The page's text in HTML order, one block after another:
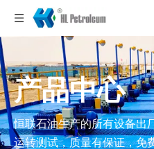
产品中心
恒联石油生产的所有设备出
运转测试，质量有保证，免